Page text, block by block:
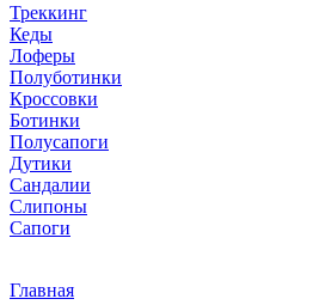
Треккинг
Кеды
Лоферы
Полуботинки
Кроссовки
Ботинки
Полусапоги
Дутики
Сандалии
Слипоны
Сапоги
Главная